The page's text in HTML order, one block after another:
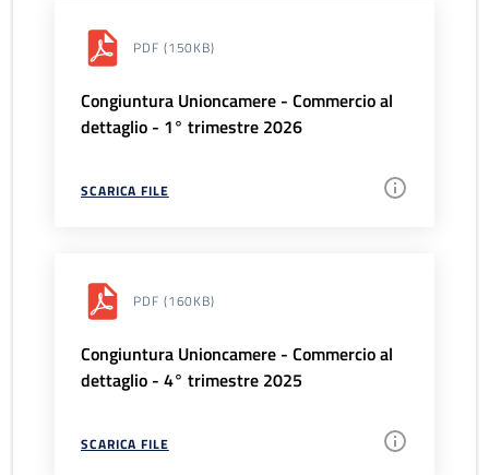
PDF (150KB)
Congiuntura Unioncamere - Commercio al
dettaglio - 1° trimestre 2026
SCARICA FILE
PDF (160KB)
Congiuntura Unioncamere - Commercio al
dettaglio - 4° trimestre 2025
SCARICA FILE